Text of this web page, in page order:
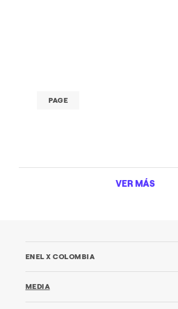
PAGE
VER MÁS
ENEL X COLOMBIA
MEDIA